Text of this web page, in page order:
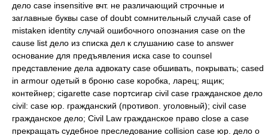
дело case insensitive вчт. не различающий строчные и
заглавные буквы case of doubt сомнительный случай case of
mistaken identity случай ошибочного опознания case on the
cause list дело из списка дел к слушанию case to answer
основание для предъявления иска case to counsel
представление дела адвокату case обшивать, покрывать; cased
in armour одетый в броню case коробка, ларец; ящик;
контейнер; cigarette case портсигар civil case гражданское дело
civil: case юр. гражданский (противоп. уголовный); civil case
гражданское дело; Civil Law гражданское право close a case
прекращать судебное преследование collision case юр. дело о